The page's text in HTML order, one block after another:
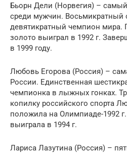
Бьорн Дели (Норвегия) –
среди мужчин.
девятикратный чемпион мира.
золото выиграл в 1992 г.
в 1999 году.
Любовь Егорова (Россия) –
России. Единственная
чемпионка в лыжных гонках.
копилку российского спорта
положила на Олимпиаде-1992
выиграла в 1994 г.
Лариса Лазутина (Россия) –